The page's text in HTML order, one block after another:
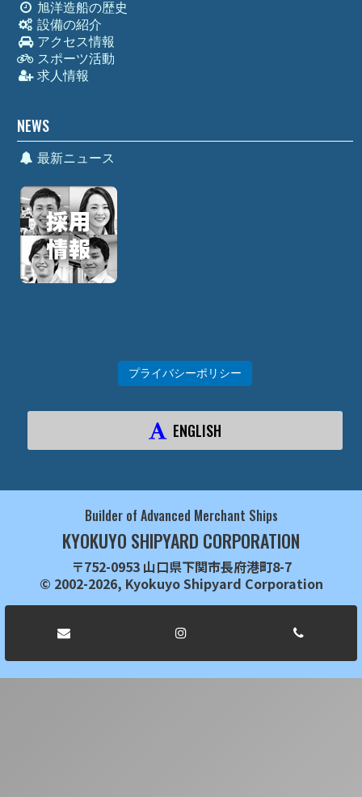
旭洋造船の歴史
設備の紹介
アクセス情報
スポーツ活動
求人情報
NEWS
最新ニュース
プライバシーポリシー
ENGLISH
Builder of Advanced Merchant Ships
KYOKUYO SHIPYARD CORPORATION
〒752-0953 山口県下関市長府港町8-7
© 2002-2026, Kyokuyo Shipyard Corporation